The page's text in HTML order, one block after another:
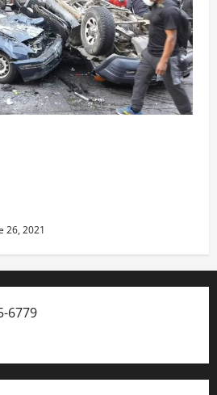
26, 2021
6779